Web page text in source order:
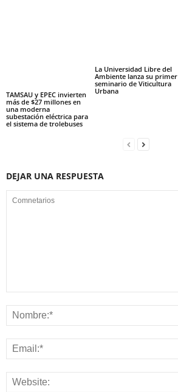
TAMSAU y EPEC invierten
más de $27 millones en
una moderna
subestación eléctrica para
el sistema de trolebuses
La Universidad Libre del
Ambiente lanza su primer
seminario de Viticultura
Urbana
DEJAR UNA RESPUESTA